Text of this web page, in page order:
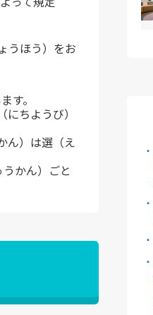
うほう）をお
す。
ちようび）
ん）は選（え
かん）ごと